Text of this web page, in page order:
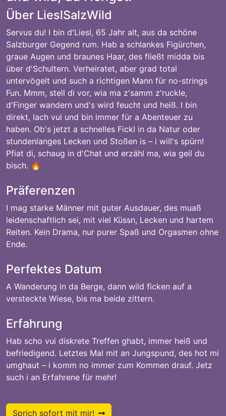
Über LieslSalzWild
Servus du! I bin d'Liesl, 65 Jahr alt, aus da schöne
Salzburger Gegend rum. Hab a schlankes Figürchen,
graue Augen und braunes Haar, des fließt midda bis
über d'Schultern. Verheiratet, aber grad total
untervögelt und such a richtigen Mann für no-strings
Fun. Mmm, stell di vor, wia ma z'samm z'ruckle,
d'Finger wandern und's wird feucht und heiß. I bin
direkt, lach vui und bin immer für a Abenteuer zu
haben. Ob's jetzt a schnelles Fickl in da Natur oder
stundenlanges Lecken und Stoßen is – i will's spürn!
Pfiat di, schaug in d'Chat und erzähl ma, wia geil du
bisch. 🔥
Präferenzen
I mag starke Männer mit guter Ausdauer, des muaß
leidenschaftlich sei, mit viel Küssn, Lecken und hartem
Reiten. Kein Drama, nur purer Spaß und Orgasmen ohne
Ende.
Perfektes Datum
A Wanderung in da Berge, dann wild ficken auf a
versteckte Wiese, bis ma beide zittern.
Erfahrung
Hab scho vui diskrete Treffen ghabt, immer heiß und
befriedigend. Letztes Mal mit an Jungspund, des hot mi
umghaut – i komm no immer zum Kommen drauf. Jetz
such i an Erfahrene für mehr!
Sprich sofort mit mir!